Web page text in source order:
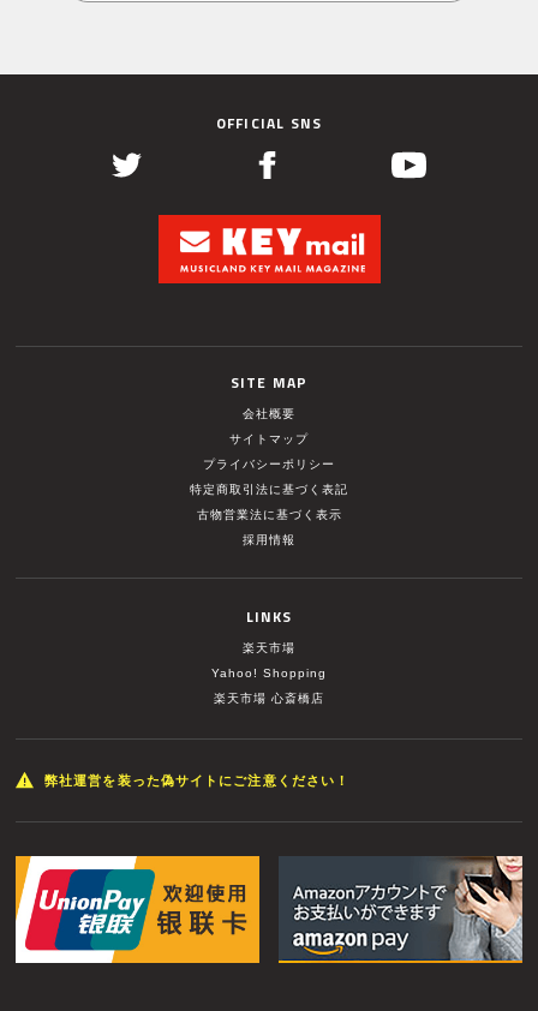
OFFICIAL SNS
SITE MAP
会社概要
サイトマップ
プライバシーポリシー
特定商取引法に基づく表記
古物営業法に基づく表示
採用情報
LINKS
楽天市場
Yahoo! Shopping
楽天市場 心斎橋店
弊社運営を装った偽サイトにご注意ください！